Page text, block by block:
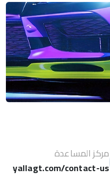
مركز المساعدة
yallagt.com/contact-us